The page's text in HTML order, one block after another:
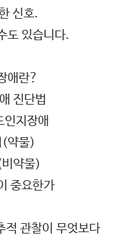
신호.
도 있습니다.
애란?
진단법
지장애
약물)
약물)
중요한가
적 관찰이 무엇보다